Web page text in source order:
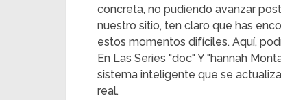
concreta, no pudiendo avanzar
nuestro sitio, ten claro que has
estos momentos difíciles. Aquí,
En Las Series "doc" Y "hannah
sistema inteligente que se
real.